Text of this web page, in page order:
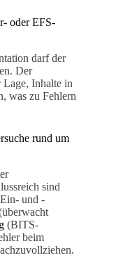
oder EFS-
darf der
Der
Inhalte in
was zu Fehlern
rund um
sind
und -
(BITS-
beim